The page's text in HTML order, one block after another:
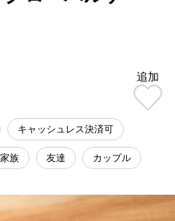
追加
キャッシュレス決済可
家族 友達 カップル